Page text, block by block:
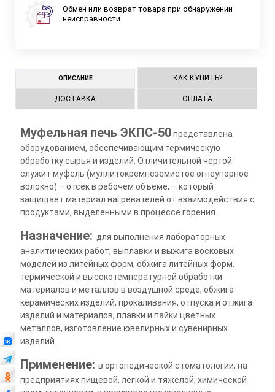
Обмен или возврат товара при обнаружении
неисправности
ОПИСАНИЕ КАК КУПИТЬ?
ДОСТАВКА ОПЛАТА
Муфельная печь ЭКПС-50представлена
оборудованием, обеспечивающим термическую
обработку сырья и изделий. Отличительной чертой
служит муфель (муллитокремнеземистое огнеупорное
волокно) – отсек в рабочем объеме, – который
защищает материал нагревателей от взаимодействия с
продуктами, выделенными в процессе горения.
Назначение: для выполнения лабораторных
аналитических работ; выплавки и выжига восковых
моделей из литейных форм, обжига литейных форм,
термической и высокотемпературной обработки
материалов и металлов в воздушной среде, обжига
керамических изделий, прокаливания, отпуска и отжига
изделий и материалов, плавки и пайки цветных
металлов, изготовление ювелирных и сувенирных
изделий.
Применение: в ортопедической стоматологии, на
предприятиях пищевой, легкой и тяжелой, химической